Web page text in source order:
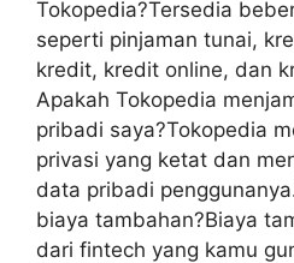
Tokopedia?Tersedia
seperti pinjaman tunai,
kredit, kredit online, dan
Apakah Tokopedia
pribadi saya?Tokopedia
privasi yang ketat dan
data pribadi
biaya tambahan?Biaya
dari fintech yang kamu